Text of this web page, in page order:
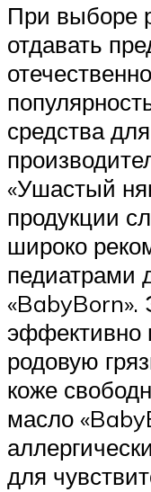
При выборе
отдавать
средства
«Ушастый
продукции
широко
педиатрами
«BabyBorn».
эффективно
родовую
коже
масло
для